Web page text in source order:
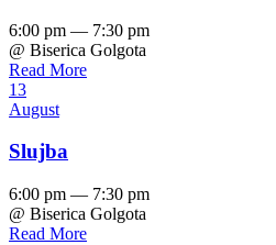
6:00 pm — 7:30 pm
@ Biserica Golgota
Read More
13
August
Slujba
6:00 pm — 7:30 pm
@ Biserica Golgota
Read More